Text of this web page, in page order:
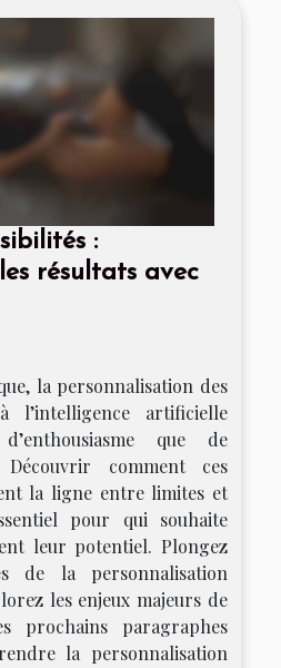
:
résultats avec
la personnalisation des
l’intelligence artificielle
que de
Découvrir comment ces
la ligne entre limites et
pour qui souhaite
leur potentiel. Plongez
de la personnalisation
les enjeux majeurs de
prochains paragraphes
la personnalisation